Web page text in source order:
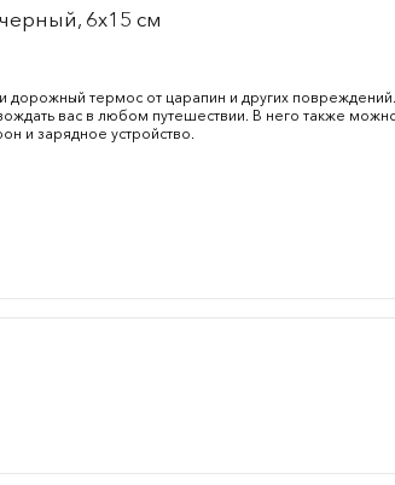
6x15 см
дорожный термос от царапин и других
вас в любом путешествии. В него также
и зарядное устройство.